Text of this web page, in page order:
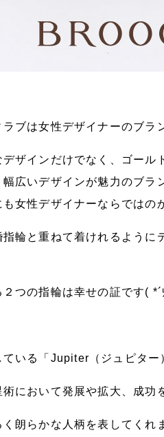
ブは女性デザイナーのブラ
デザインだけでなく、ゴー
広いデザインが魅力のブラ
も女性デザイナーならではの
輪と重ねて着けれるように
２つの指輪は幸せの証です(
いる「Jupiter（ジュピター
において発展や拡大、成功
朗らかな人柄を表してくれ